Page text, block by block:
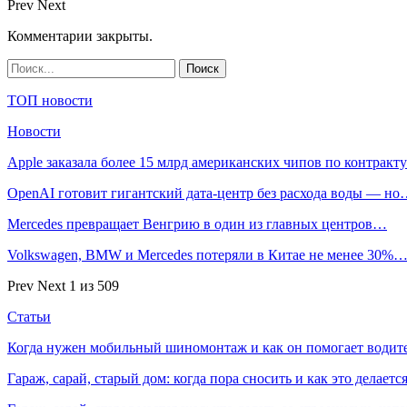
Prev Next
Комментарии закрыты.
ТОП новости
Новости
Apple заказала более 15 млрд американских чипов по
OpenAI готовит гигантский дата-центр без расхода воды —
Mercedes превращает Венгрию в один из главных центров…
Volkswagen, BMW и Mercedes потеряли в Китае не менее 30%…
Prev Next 1 из 509
Статьи
Когда нужен мобильный шиномонтаж и как он помогает
Гараж, сарай, старый дом: когда пора сносить и как это